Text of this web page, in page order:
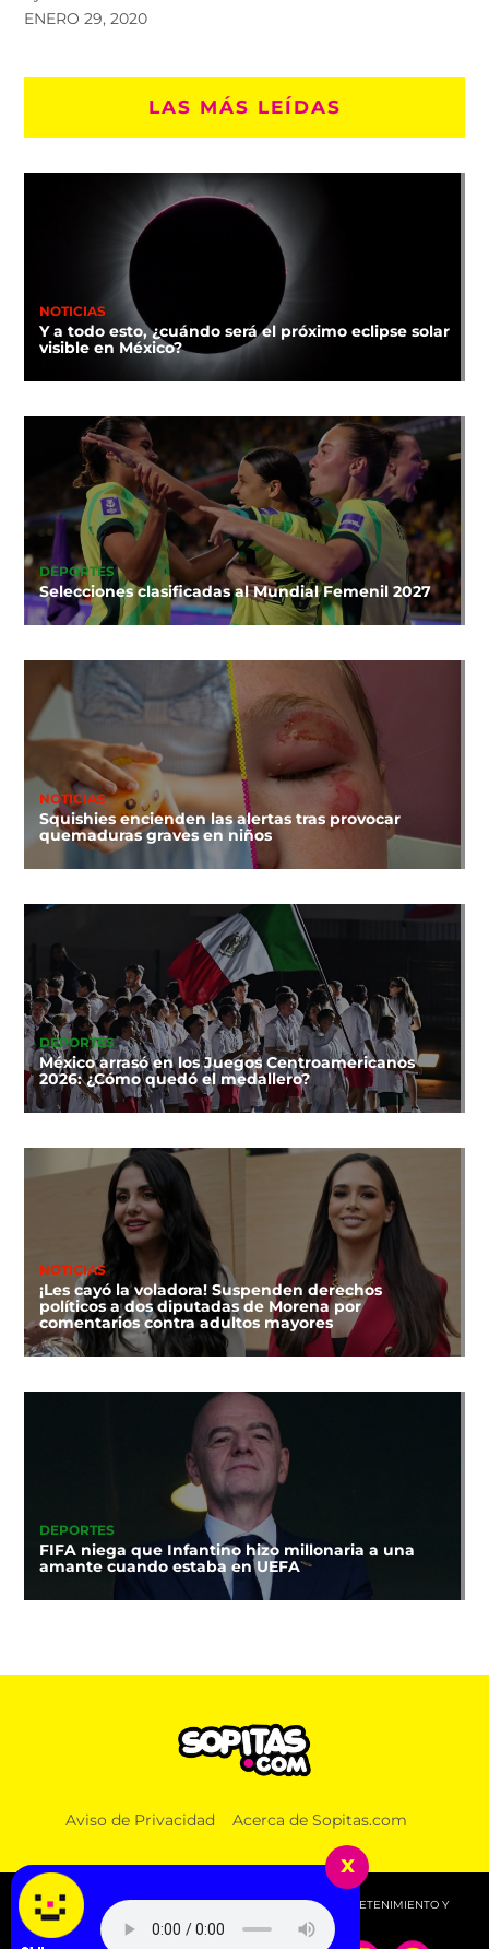
ENERO 29, 2020
LAS MÁS LEÍDAS
NOTICIAS
Y a todo esto, ¿cuándo será el próximo eclipse solar
visible en México?
DEPORTES
Selecciones clasificadas al Mundial Femenil 2027
NOTICIAS
Squishies encienden las alertas tras provocar
quemaduras graves en niños
DEPORTES
México arrasó en los Juegos Centroamericanos
2026: ¿Cómo quedó el medallero?
NOTICIAS
¡Les cayó la voladora! Suspenden derechos
políticos a dos diputadas de Morena por
comentarios contra adultos mayores
DEPORTES
FIFA niega que Infantino hizo millonaria a una
amante cuando estaba en UEFA
Aviso de Privacidad Acerca de Sopitas.com
© 2026 SOPITAS.COM - MÚSICA, NOTICIAS, DEPORTES, ENTRETENIMIENTO Y
MÁS!.
x